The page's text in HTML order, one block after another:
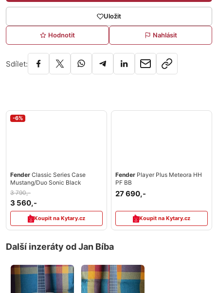
Uložit
Hodnotit Nahlásit
Sdílet:
-6%
Fender Classic Series Case
Mustang/Duo Sonic Black
3 790,-
3 560,-
Koupit na Kytary.cz
Fender Player Plus Meteora HH
PF BB
27 690,-
Koupit na Kytary.cz
Další inzeráty od Jan Bíba